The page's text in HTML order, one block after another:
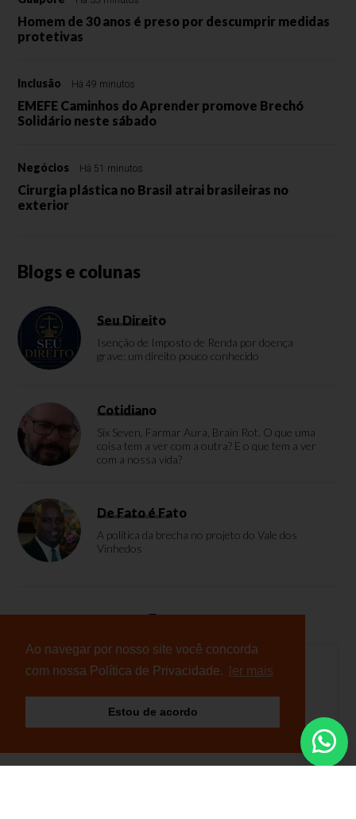
Ao navegar por nosso site você concorda
com nossa Política de Privacidade.
ler mais
Estou de acordo
Homem de 30 anos é preso por descumprir medidas
protetivas
Inclusão Há 49 minutos
EMEFE Caminhos do Aprender promove Brechó
Solidário neste sábado
Negócios Há 51 minutos
Cirurgia plástica no Brasil atrai brasileiras no
exterior
Blogs e colunas
Seu Direito
Isenção de Imposto de Renda por doença
grave: um direito pouco conhecido
Cotidiano
Six Seven, Farmar Aura, Brain Rot. O que uma
coisa tem a ver com a outra? E o que tem a ver
com a nossa vida?
De Fato é Fato
A política da brecha no projeto do Vale dos
Vinhedos
Enquete